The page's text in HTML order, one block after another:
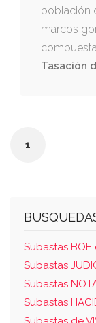
población
marcos
por la
Tasación
1
Subastas BOE
Subastas
Subastas
Subastas